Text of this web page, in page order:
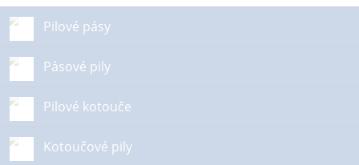
Pilové pásy
Pásové pily
Pilové kotouče
Kotoučové pily